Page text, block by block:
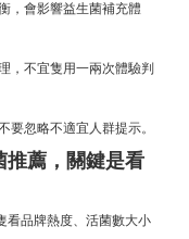
，會影響益生菌補充體
，不宜隻用一兩次體驗判
要忽略不適宜人群提示。
推薦，關鍵是看
看品牌熱度、活菌數大小